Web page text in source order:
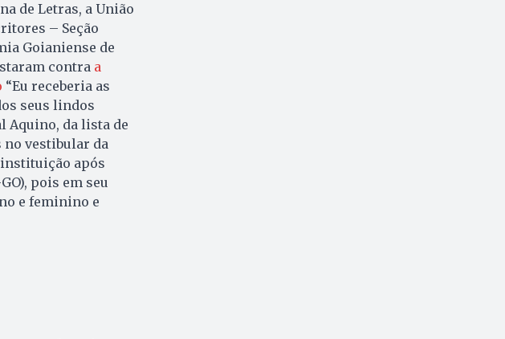
de Letras, a União
– Seção
Goianiense de
contra a
“Eu receberia as
seus lindos
Aquino, da lista de
vestibular da
instituição após
pois em seu
e feminino e